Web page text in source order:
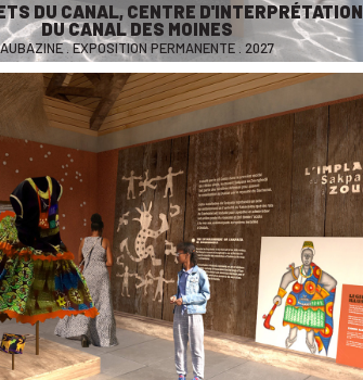
DU CANAL, CENTRE D'INTERPRÉTATION
DU CANAL DES MOINES
AUBAZINE . EXPOSITION PERMANENTE . 2027